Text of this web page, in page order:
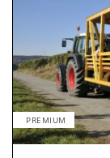
PREMIUM